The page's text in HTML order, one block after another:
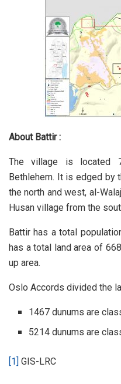
About Battir :
The village is located
Bethlehem. It is edged by
the north and west, al-
Husan village from the
Battir has a total
has a total land area of
up area.
Oslo Accords divided the
1467 dunums are
5214 dunums are
[1] GIS-LRC